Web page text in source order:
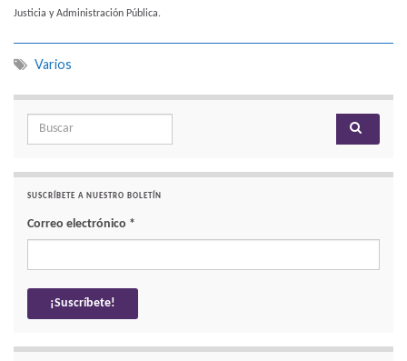
Justicia y Administración Pública.
Varios
Search for:
SUSCRÍBETE A NUESTRO BOLETÍN
Correo electrónico *